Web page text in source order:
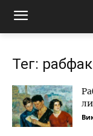
Тег: